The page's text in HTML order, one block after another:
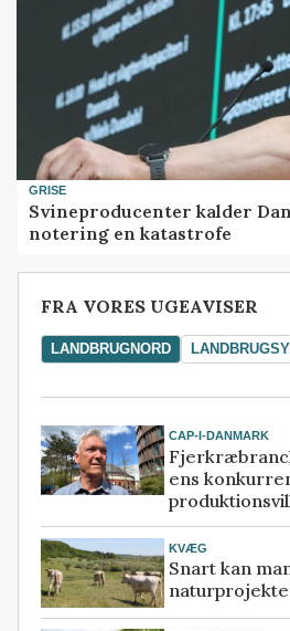
GRISE
Svineproducenter kalder
notering en katastrofe
FRA VORES UGEAVISER
LANDBRUGNORD
CAP-I-DANMARK
ens
KVÆG
Snart kan